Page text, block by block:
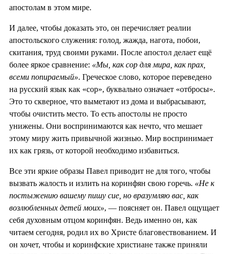
апостолам в этом мире.
И далее, чтобы доказать это, он перечисляет реалии
апостольского служения: голод, жажда, нагота, побои,
скитания, труд своими руками. После апостол делает ещё
более яркое сравнение: «Мы, как сор для мира, как прах,
всеми попираемый». Греческое слово, которое переведено
на русский язык как «сор», буквально означает «отбросы».
Это то скверное, что выметают из дома и выбрасывают,
чтобы очистить место. То есть апостолы не просто
унижены. Они воспринимаются как нечто, что мешает
этому миру жить привычной жизнью. Мир воспринимает
их как грязь, от которой необходимо избавиться.
Все эти яркие образы Павел приводит не для того, чтобы
вызвать жалость и излить на коринфян свою горечь. «Не к
постыжению вашему пишу сие, но вразумляю вас, как
возлюбленных детей моих», — поясняет он. Павел ощущает
себя духовным отцом коринфян. Ведь именно он, как
читаем сегодня, родил их во Христе благовествованием. И
он хочет, чтобы и коринфские христиане также приняли